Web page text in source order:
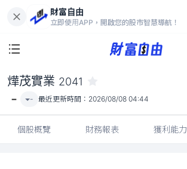
財富自由
立即使用APP，開啟您的股市智慧導航！
-
燁茂實業 2041
- - 最近更新時間： 2026/08/08 04:44
個股概覽 財務報表 獲利能力